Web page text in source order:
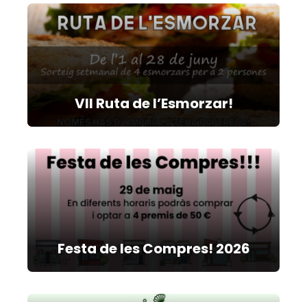
VII Ruta de l’Esmorzar!
Festa de les Compres! 2026